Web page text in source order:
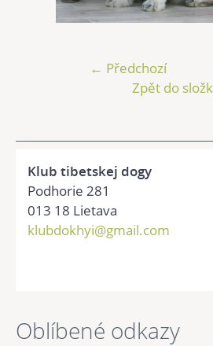
← Předchozí
Zpět do
Klub tibetskej dogy
Podhorie 281
013 18 Lietava
klubdokhyi@gmail.com
Oblíbené odkazy